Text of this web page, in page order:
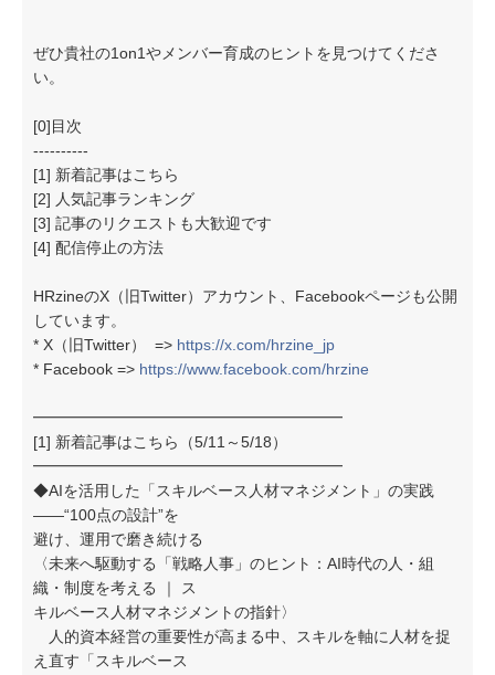
ぜひ貴社の1on1やメンバー育成のヒントを見つけてくださ
い。
[0]目次
----------
[1] 新着記事はこちら
[2] 人気記事ランキング
[3] 記事のリクエストも大歓迎です
[4] 配信停止の方法
HRzineのX（旧Twitter）アカウント、Facebookページも公開
しています。
* X（旧Twitter） => https://x.com/hrzine_jp
* Facebook => https://www.facebook.com/hrzine
━━━━━━━━━━━━━━━━━━━━
[1] 新着記事はこちら（5/11～5/18）
━━━━━━━━━━━━━━━━━━━━
◆AIを活用した「スキルベース人材マネジメント」の実践
――“100点の設計”を
避け、運用で磨き続ける
〈未来へ駆動する「戦略人事」のヒント：AI時代の人・組
織・制度を考える ｜ ス
キルベース人材マネジメントの指針〉
人的資本経営の重要性が高まる中、スキルを軸に人材を捉
え直す「スキルベース